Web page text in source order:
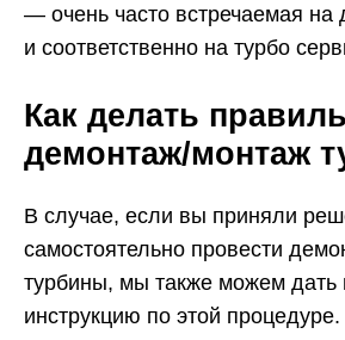
— очень часто встречаемая на
и соответственно на турбо
Как делать
демонтаж/монтаж
В случае, если вы приняли
самостоятельно провести
турбины, мы также можем дать
инструкцию по этой процедуре.